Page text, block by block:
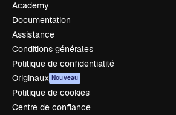
Academy
Documentation
Assistance
Conditions générales
Politique de confidentialité
Originaux Nouveau
Politique de cookies
Centre de confiance